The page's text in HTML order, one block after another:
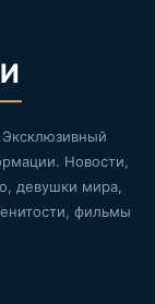
Новости,
девушки мира,
фильмы